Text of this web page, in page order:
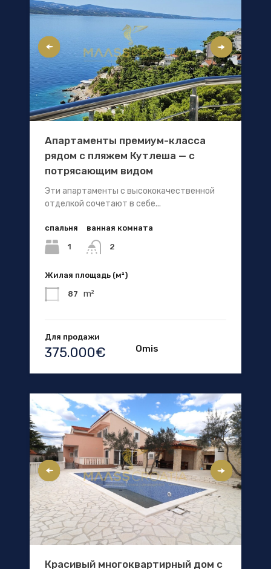
Апартаменты премиум-класса
рядом с пляжем Кутлеша — с
потрясающим видом
Эти апартаменты с высококачественной
отделкой сочетают в себе...
спальня
1
ванная комната
2
Жилая площадь (м²)
87 m²
Для продажи
375.000€ Omis
Красивый многоквартирный дом с